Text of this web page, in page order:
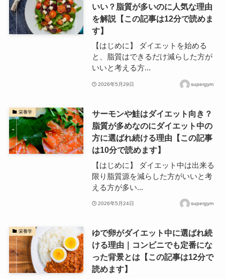
いい？脂質が多いのに人気な理由
を解説【この記事は12分で読めま
す】
【はじめに】 ダイエットを始める
と、脂質はできるだけ減らした方が
いいと考える方...
2026年5月29日 supergym
栄養学
サーモンや鮭はダイエット向き？
脂質が多めなのにダイエット中の
方に選ばれ続ける理由【この記事
は10分で読めます】
【はじめに】 ダイエット中は出来る
限り脂質源を減らした方がいいと考
える方が多い...
2026年5月24日 supergym
栄養学
ゆで卵がダイエット中に選ばれ続
ける理由｜コンビニでも定番にな
った背景とは【この記事は12分で
読めます】